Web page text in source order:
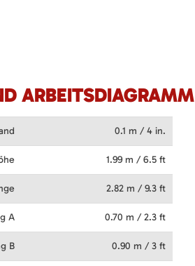
ARBEITSDIAGRAMM
0.1 m / 4 in.
1.99 m / 6.5 ft
2.82 m / 9.3 ft
A 0.70 m / 2.3 ft
B 0.90 m / 3 ft